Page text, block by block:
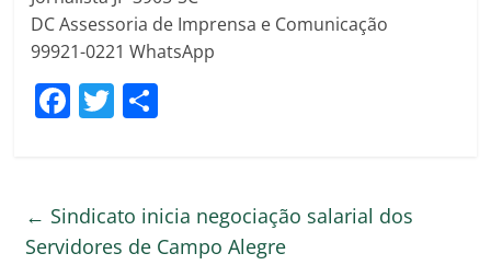
DC Assessoria de Imprensa e Comunicação
99921-0221 WhatsApp
F
e
b
T
er p
ar
← Sindicato inicia negociação salarial dos
Servidores de Campo Alegre